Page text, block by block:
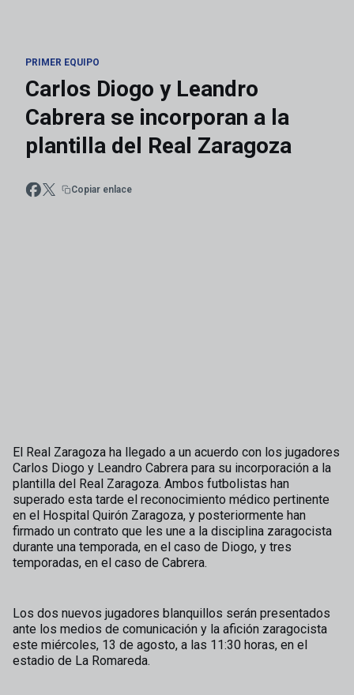
PRIMER EQUIPO
Carlos Diogo y Leandro
Cabrera se incorporan a la
plantilla del Real Zaragoza
Copiar enlace
El Real Zaragoza ha llegado a un acuerdo con los jugadores
Carlos Diogo y Leandro Cabrera para su incorporación a la
plantilla del Real Zaragoza. Ambos futbolistas han
superado esta tarde el reconocimiento médico pertinente
en el Hospital Quirón Zaragoza, y posteriormente han
firmado un contrato que les une a la disciplina zaragocista
durante una temporada, en el caso de Diogo, y tres
temporadas, en el caso de Cabrera.
Los dos nuevos jugadores blanquillos serán presentados
ante los medios de comunicación y la afición zaragocista
este miércoles, 13 de agosto, a las 11:30 horas, en el
estadio de La Romareda.